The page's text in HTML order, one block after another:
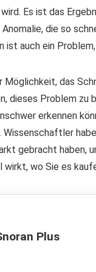
Es ist das
die so
ist auch ein
Möglichkeit, das
dieses Problem zu
erkennen
gebracht haben,
wo Sie es
Plus